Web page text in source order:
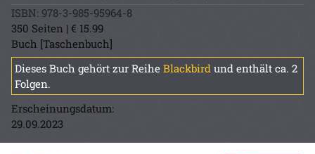
ISBN: 978-3-985-95964-8
350 Seiten | € 15.99
Buch [Taschenbuch]
Dieses Buch gehört zur Reihe Blackbird und enthält ca. 2
Folgen.
Erscheinungsdatum:
29.09.2023